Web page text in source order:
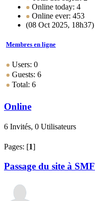
Online today: 4
Online ever: 453
(08 Oct 2025, 18h37)
Membres en ligne
Users: 0
Guests: 6
Total: 6
Online
6 Invités, 0 Utilisateurs
Pages: [1]
Passage du site à SMF